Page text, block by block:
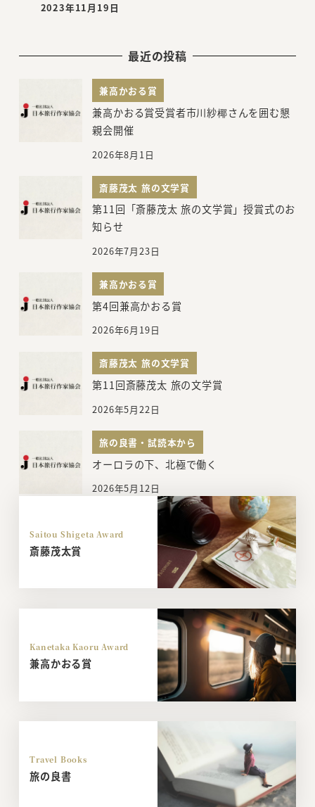
投稿日
2023年11月19日
最近の投稿
兼高かおる賞
兼高かおる賞受賞者市川紗椰さんを囲む懇
親会開催
2026年8月1日
斎藤茂太 旅の文学賞
第11回「斎藤茂太 旅の文学賞」授賞式のお
知らせ
2026年7月23日
兼高かおる賞
第4回兼高かおる賞
2026年6月19日
斎藤茂太 旅の文学賞
第11回斎藤茂太 旅の文学賞
2026年5月22日
旅の良書・試読本から
オーロラの下、北極で働く
2026年5月12日
Saitou Shigeta Award
斎藤茂太賞
Kanetaka Kaoru Award
兼高かおる賞
Travel Books
旅の良書